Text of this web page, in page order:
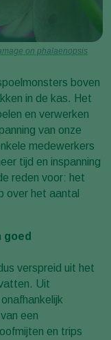
on phalaenopsis
boven
in de kas. Het
en verwerken
van onze
medewerkers
tijd en inspanning
reden voor: het
over het aantal
goed
verspreid uit het
Uit
een
en trips